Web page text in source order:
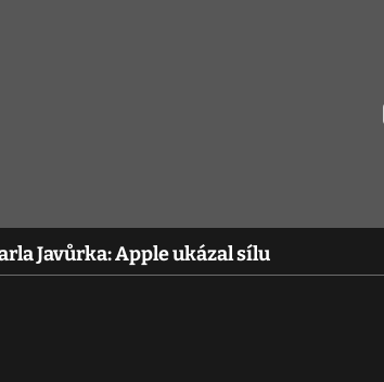
Javůrka: Apple ukázal sílu